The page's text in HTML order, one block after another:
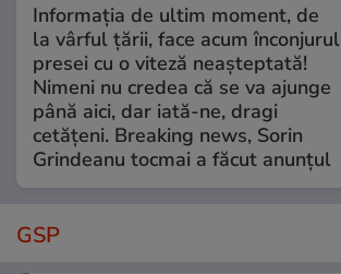
Informația de ultim moment, de
la vârful țării, face acum înconjurul
presei cu o viteză neașteptată!
Nimeni nu credea că se va ajunge
până aici, dar iată-ne, dragi
cetățeni. Breaking news, Sorin
Grindeanu tocmai a făcut anunțul
GSP